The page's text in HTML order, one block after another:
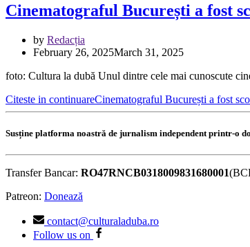
Cinematograful București a fost
by Redacția
February 26, 2025March 31, 2025
foto: Cultura la dubă Unul dintre cele mai cunoscute
Citeste in continuareCinematograful București a fost
Susține platforma noastră de jurnalism independent printr-o
Transfer Bancar: RO47RNCB0318009831680001
Patreon: Donează
contact@culturaladuba.ro
Follow us on